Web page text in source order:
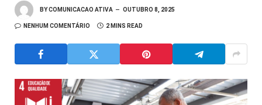
BYCOMUNICACAO ATIVA OUTUBRO 8, 2025
NENHUM COMENTÁRIO 2 MINS READ